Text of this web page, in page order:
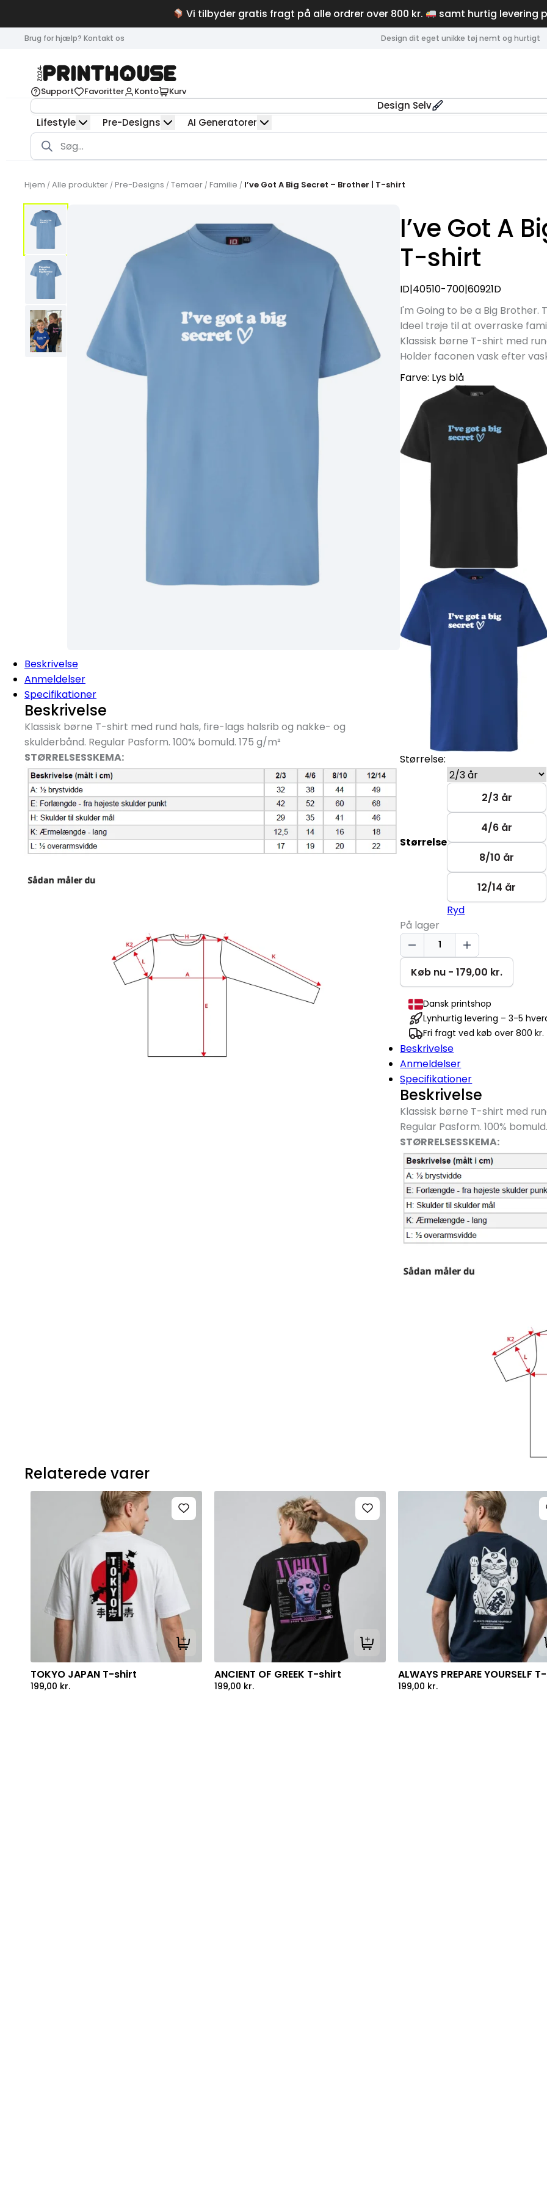
Vi tilbyder gratis fragt på alle ordrer over 800 kr. samt hurtig levering
Brug for hjælp? Kontakt os Design dit eget unikke tøj nemt og hurtigt
Support Favoritter Konto Kurv
Design Selv
Lifestyle
Pre-Designs AI Generatorer
Products
search
Hjem / Alle produkter / Pre-Designs / Temaer / Familie / I’ve Got A Big Secret – Brother | T-shirt
Beskrivelse
Anmeldelser
Specifikationer
Beskrivelse
Klassisk børne T-shirt med rund hals, fire-lags halsrib og nakke- og
skulderbånd. Regular Pasform. 100% bomuld. 175 g/m²
STØRRELSESSKEMA:
I’ve Got A
T-shirt
ID|40510-700|60921D
I'm Going to be a Big
Ideel trøje til at overraske
Klassisk børne T-shirt med
Holder faconen vask efter
Farve: Lys blå
Størrelse:
Størrelse
2/3 år
4/6 år
8/10 år
12/14 år
Ryd
På lager
I've
Got
Big
Secret
Brother
|
T-
shirt
antal
Køb nu - 179,00 kr.
Dansk printshop
Lynhurtig levering – 3-5
Fri fragt ved køb over 800 kr.
Beskrivelse
Anmeldelser
Specifikationer
Beskrivelse
Klassisk børne T-shirt med
Regular Pasform. 100%
STØRRELSESSKEMA:
Relaterede varer
Tilføj til kurv
TOKYO JAPAN T-shirt
199,00 kr.
Tilføj til kurv
ANCIENT OF GREEK T-shirt
199,00 kr.
ALWAYS PREPARE YOURSELF
199,00 kr.